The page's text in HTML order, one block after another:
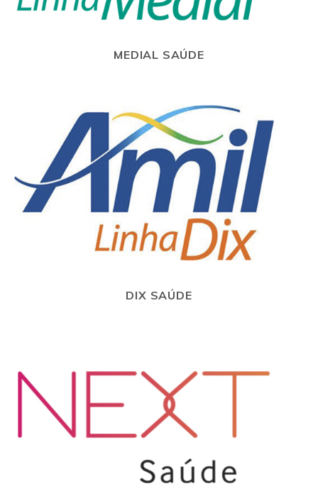
MEDIAL SAÚDE
DIX SAÚDE